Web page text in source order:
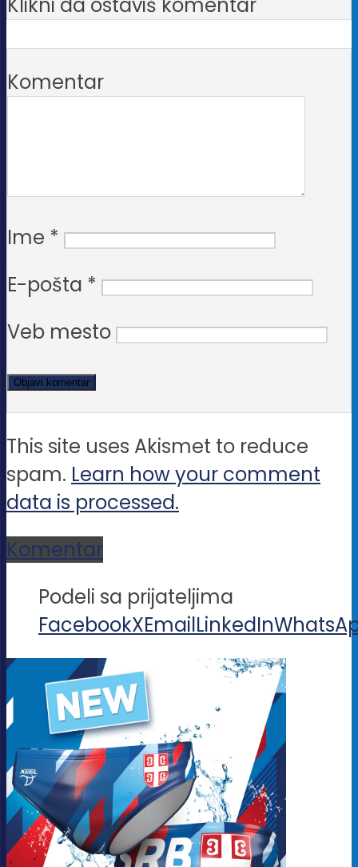
Klikni da ostaviš komentar
Komentar
Ime *
E-pošta *
Veb mesto
This site uses Akismet to reduce
spam. Learn how your comment
data is processed.
Komentar
Podeli sa prijateljima
FacebookXEmailLinkedIn